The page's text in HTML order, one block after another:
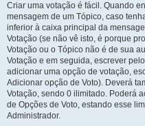
Criar uma votação é fácil. Quando
mensagem de um Tópico, caso
inferior à caixa principal da
Votação (se não vê isto, é porque
Votação ou o Tópico não é de sua
Votação e em seguida, escrever
adicionar uma opção de votação,
Adicionar opção de Voto). Deverá
Votação, sendo 0 ilimitado. Poderá
de Opções de Voto, estando esse
Administrador.